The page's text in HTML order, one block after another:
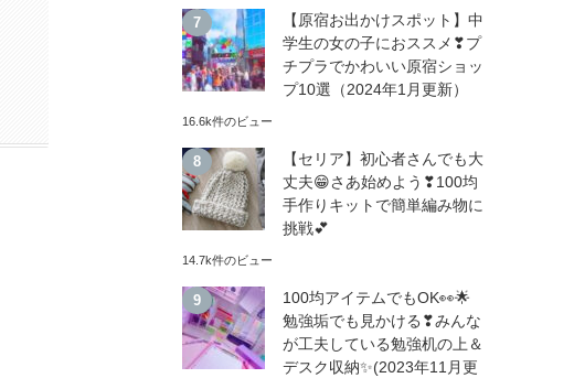
【原宿お出かけスポット】中
学生の女の子におススメ❣プ
チプラでかわいい原宿ショッ
プ10選（2024年1月更新）
16.6k件のビュー
【セリア】初心者さんでも大
丈夫😁さあ始めよう❣100均
手作りキットで簡単編み物に
挑戦💕
14.7k件のビュー
100均アイテムでもOK👀🌟
勉強垢でも見かける❣みんな
が工夫している勉強机の上＆
デスク収納✨(2023年11月更